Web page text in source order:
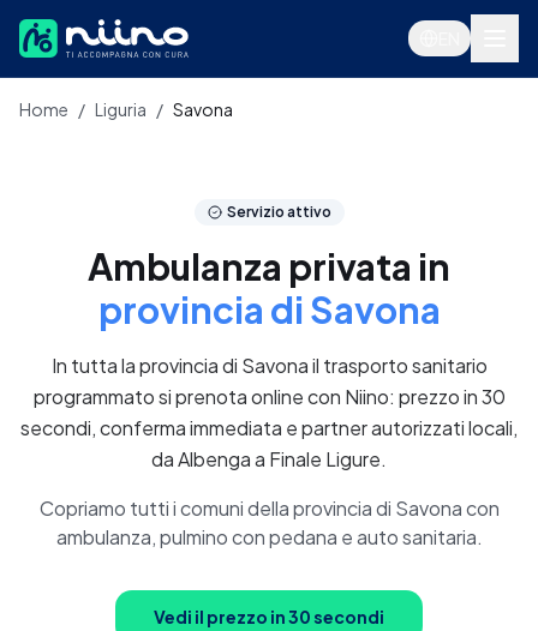
Accedi
Prenota ora
Home / Liguria / Savona
Servizio attivo
Ambulanza privata in
provincia di Savona
In tutta la provincia di Savona il trasporto sanitario
programmato si prenota online con Niino: prezzo in 30
secondi, conferma immediata e partner autorizzati locali,
da Albenga a Finale Ligure.
Copriamo tutti i comuni della provincia di Savona con
ambulanza, pulmino con pedana e auto sanitaria.
Vedi il prezzo in 30 secondi